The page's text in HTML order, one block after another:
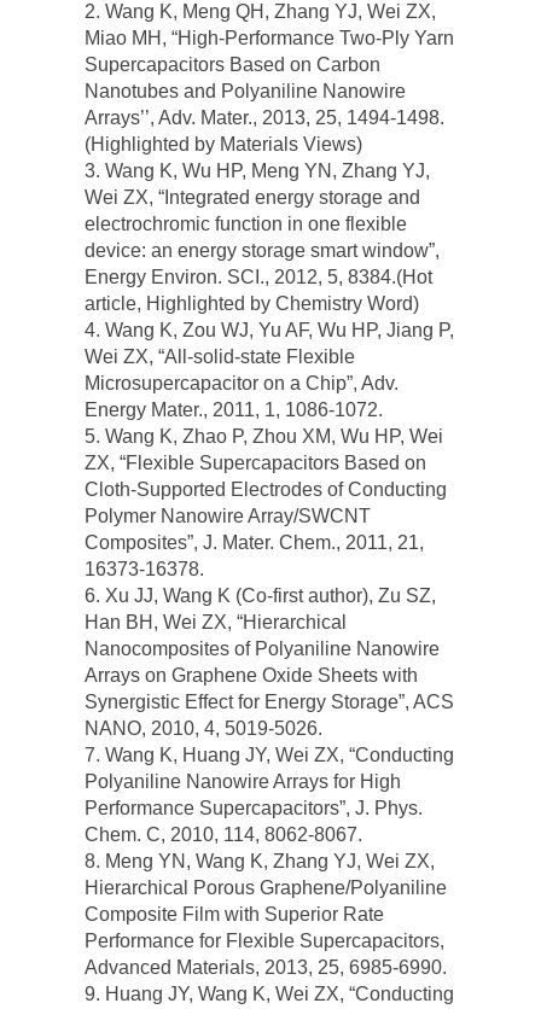
2. Wang K, Meng QH, Zhang YJ, Wei ZX,
Miao MH, “High-Performance Two-Ply Yarn
Supercapacitors Based on Carbon
Nanotubes and Polyaniline Nanowire
Arrays’’, Adv. Mater., 2013, 25, 1494-1498.
(Highlighted by Materials Views)
3. Wang K, Wu HP, Meng YN, Zhang YJ,
Wei ZX, “Integrated energy storage and
electrochromic function in one flexible
device: an energy storage smart window”,
Energy Environ. SCI., 2012, 5, 8384.(Hot
article, Highlighted by Chemistry Word)
4. Wang K, Zou WJ, Yu AF, Wu HP, Jiang P,
Wei ZX, “All-solid-state Flexible
Microsupercapacitor on a Chip”, Adv.
Energy Mater., 2011, 1, 1086-1072.
5. Wang K, Zhao P, Zhou XM, Wu HP, Wei
ZX, “Flexible Supercapacitors Based on
Cloth-Supported Electrodes of Conducting
Polymer Nanowire Array/SWCNT
Composites”, J. Mater. Chem., 2011, 21,
16373-16378.
6. Xu JJ, Wang K (Co-first author), Zu SZ,
Han BH, Wei ZX, “Hierarchical
Nanocomposites of Polyaniline Nanowire
Arrays on Graphene Oxide Sheets with
Synergistic Effect for Energy Storage”, ACS
NANO, 2010, 4, 5019-5026.
7. Wang K, Huang JY, Wei ZX, “Conducting
Polyaniline Nanowire Arrays for High
Performance Supercapacitors”, J. Phys.
Chem. C, 2010, 114, 8062-8067.
8. Meng YN, Wang K, Zhang YJ, Wei ZX,
Hierarchical Porous Graphene/Polyaniline
Composite Film with Superior Rate
Performance for Flexible Supercapacitors,
Advanced Materials, 2013, 25, 6985-6990.
9. Huang JY, Wang K, Wei ZX, “Conducting